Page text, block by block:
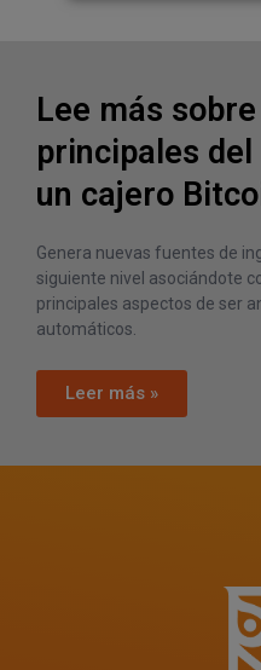
Lee más
principales
un cajero
Genera nuevas fuentes de
siguiente nivel asociándote
principales aspectos de ser
automáticos.
Leer más »